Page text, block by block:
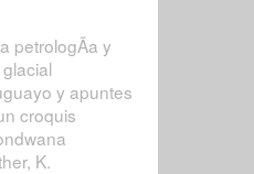
petrologÃ­a y
y apuntes
croquis
K.